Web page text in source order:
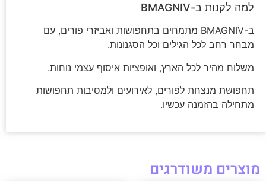
למה לקנות ב-BMAGNIV
ב-BMAGNIV מתמחים בתחפושות ואביזרי פורים, עם
מבחר רחב לכל הגילים וכל הסגנונות.
משלוח מהיר לכל הארץ, ואופציות איסוף עצמי נוחות.
תחפושת מנצחת לפורים, לאירועים ולמסיבות תחפושות
מתחילה בהזמנה עכשיו.
מוצרים משודרגים